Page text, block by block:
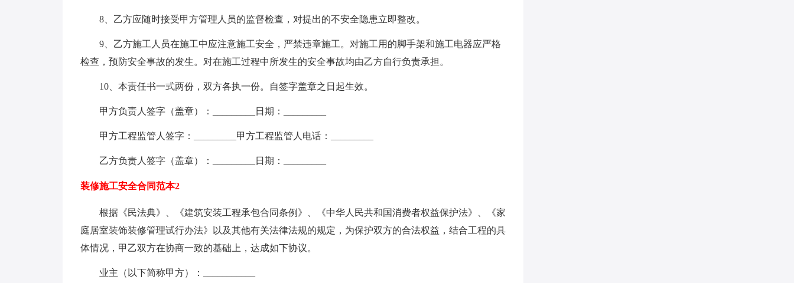
8、乙方应随时接受甲方管理人员的监督检查，对提出的不安全隐患立即整改。
9、乙方施工人员在施工中应注意施工安全，严禁违章施工。对施工用的脚手架和施工电器应严格
检查，预防安全事故的发生。对在施工过程中所发生的安全事故均由乙方自行负责承担。
10、本责任书一式两份，双方各执一份。自签字盖章之日起生效。
甲方负责人签字（盖章）：_________日期：_________
甲方工程监管人签字：_________甲方工程监管人电话：_________
乙方负责人签字（盖章）：_________日期：_________
装修施工安全合同范本2
根据《民法典》、《建筑安装工程承包合同条例》、《中华人民共和国消费者权益保护法》、《家
庭居室装饰装修管理试行办法》以及其他有关法律法规的规定，为保护双方的合法权益，结合工程的具
体情况，甲乙双方在协商一致的基础上，达成如下协议。
业主（以下简称甲方）：___________